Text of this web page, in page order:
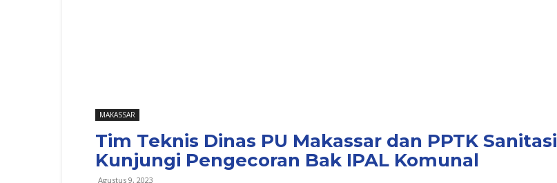
MAKASSAR
Tim Teknis Dinas PU Makassar dan PPTK Sanitasi
Kunjungi Pengecoran Bak IPAL Komunal
Agustus 9, 2023